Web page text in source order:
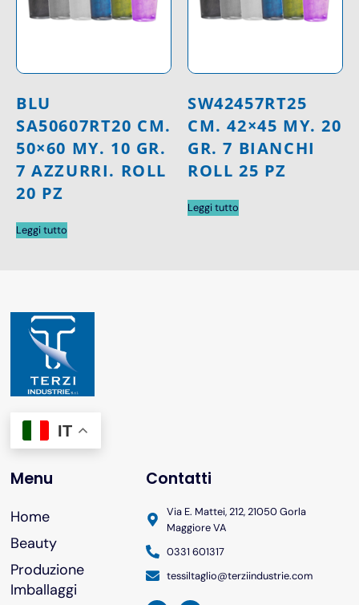
BLU
SA50607RT20 CM.
50×60 MY. 10 GR.
7 AZZURRI. ROLL
20 PZ
Leggi tutto
SW42457RT25
CM. 42×45 MY. 20
GR. 7 BIANCHI
ROLL 25 PZ
Leggi tutto
IT
Menu
Home
Beauty
Produzione
Imballaggi
Contatti
Via E. Mattei, 212, 21050 Gorla
Maggiore VA
0331 601317
tessiltaglio@terziindustrie.com